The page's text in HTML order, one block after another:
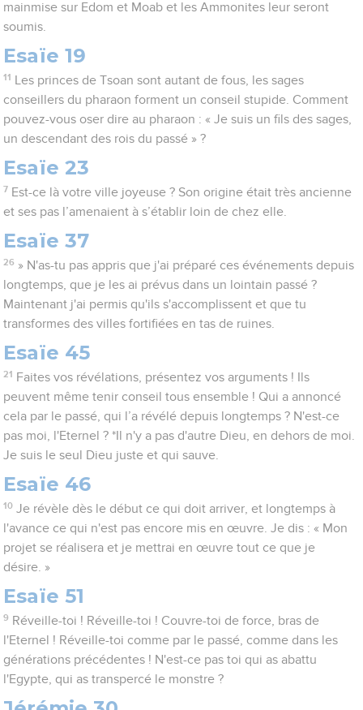
mainmise sur Edom et Moab et les Ammonites leur seront
soumis.
Esaïe 19
11
Les princes de Tsoan sont autant de fous, les sages
conseillers du pharaon forment un conseil stupide. Comment
pouvez-vous oser dire au pharaon : « Je suis un fils des sages,
un descendant des rois du passé » ?
Esaïe 23
7 Est-ce là votre ville joyeuse ? Son origine était très ancienne
et ses pas l’amenaient à s’établir loin de chez elle.
Esaïe 37
26 » N'as-tu pas appris que j'ai préparé ces événements depuis
longtemps, que je les ai prévus dans un lointain passé ?
Maintenant j'ai permis qu'ils s'accomplissent et que tu
transformes des villes fortifiées en tas de ruines.
Esaïe 45
21 Faites vos révélations, présentez vos arguments ! Ils
peuvent même tenir conseil tous ensemble ! Qui a annoncé
cela par le passé, qui l’a révélé depuis longtemps ? N'est-ce
pas moi, l'Eternel ? *Il n'y a pas d'autre Dieu, en dehors de moi.
Je suis le seul Dieu juste et qui sauve.
Esaïe 46
10 Je révèle dès le début ce qui doit arriver, et longtemps à
l'avance ce qui n'est pas encore mis en œuvre. Je dis : « Mon
projet se réalisera et je mettrai en œuvre tout ce que je
désire. »
Esaïe 51
9 Réveille-toi ! Réveille-toi ! Couvre-toi de force, bras de
l'Eternel ! Réveille-toi comme par le passé, comme dans les
générations précédentes ! N'est-ce pas toi qui as abattu
l'Egypte, qui as transpercé le monstre ?